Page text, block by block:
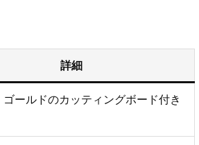
詳細
ゴールドのカッティングボード付き